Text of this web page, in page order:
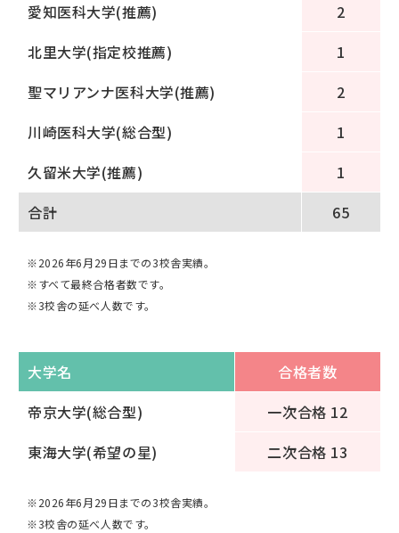
愛知医科大学(推薦)
2
北里大学(指定校推薦)
1
聖マリアンナ医科大学(推薦)
2
川崎医科大学(総合型)
1
久留米大学(推薦)
1
合計
65
※2026年6月29日までの3校舎実績。
※すべて最終合格者数です。
※3校舎の延べ人数です。
大学名
合格者数
帝京大学(総合型)
一次合格 12
東海大学(希望の星)
二次合格 13
※2026年6月29日までの3校舎実績。
※3校舎の延べ人数です。